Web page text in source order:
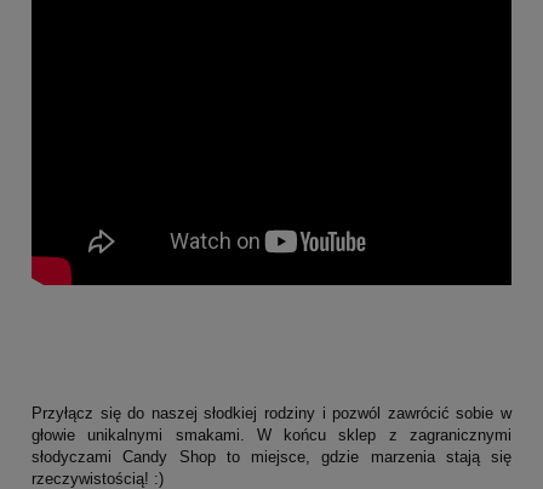
Przyłącz się do naszej słodkiej rodziny i pozwól zawrócić sobie w
głowie unikalnymi smakami. W końcu sklep z zagranicznymi
słodyczami Candy Shop to miejsce, gdzie marzenia stają się
rzeczywistością! :)